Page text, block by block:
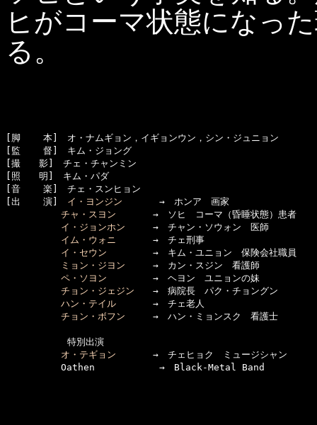
ヒがコーマ状態になっ
る。
[脚    本]　オ・ナムギョン，イギョンウン，シン・ジュニョン
[監    督]　キム・ジョング
[撮　　影]　チェ・チャンミン
[照　　明]　キム・パダ
[音    楽]　チェ・スンヒョン
[出    演] イ・ヨンジン →　ホンア　画家
チャ・スヨン →　ソヒ　コーマ（昏睡状態）患者
イ・ジョンホン →　チャン・ソウォン　医師
イム・ウォニ →　チェ刑事
イ・セウン →　キム・ユニョン　保険会社職員
ミョン・ジヨン →　カン・スジン　看護師
ペ・ソヨン →　ヘヨン　ユニョンの妹
チョン・ジェジン →　病院長　パク・チョングン
ハン・テイル →　チェ老人
チョン・ボフン →　ハン・ミョンスク　看護士
      　　　特別出演
オ・テギョン →　チェヒョク　ミュージシャン